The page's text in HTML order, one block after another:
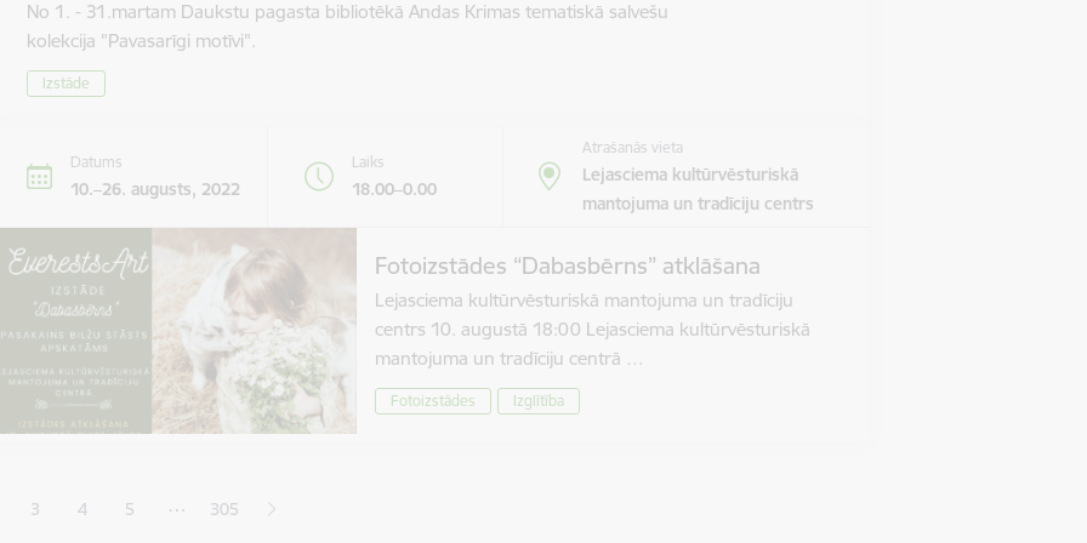
No 1. - 31.martam Daukstu pagasta bibliotēkā Andas Krimas tematiskā salvešu
kolekcija "Pavasarīgi motīvi".
Izstāde
Datums
10.–26. augusts, 2022
Laiks
18.00–0.00
Atrašanās vieta
Lejasciema kultūrvēsturiskā
mantojuma un tradīciju centrs
Fotoizstādes “Dabasbērns” atklāšana
Lejasciema kultūrvēsturiskā mantojuma un tradīciju
centrs 10. augustā 18:00 Lejasciema kultūrvēsturiskā
mantojuma un tradīciju centrā …
Fotoizstādes Izglītība
lapaLapa
3 Lapa
4 Lapa
5 … 305